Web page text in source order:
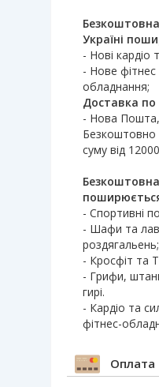
Україні
- Нові кардіо
- Нове фітнес
обладнання;
Доставка по
- Нова Пошта,
Безкоштовно
суму від
- Спортивні
- Шафи та
роздягальень;
- Кросфіт та
- Грифи,
гирі.
- Кардіо та
фітнес-
Оплата